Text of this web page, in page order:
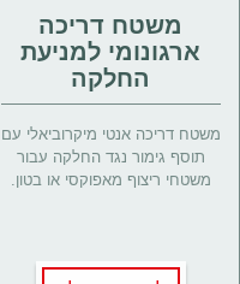
משטח דריכה
ארגונומי למניעת
החלקה
משטח דריכה אנטי מיקרוביאלי עם
תוסף גימור נגד החלקה עבור
משטחי ריצוף מאפוקסי או בטון.